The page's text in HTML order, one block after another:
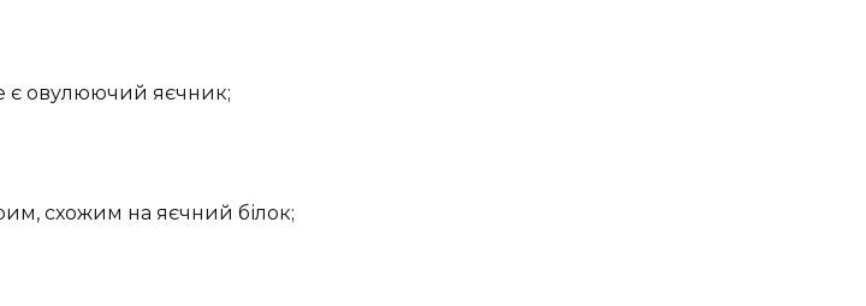
є овулюючий яєчник;
схожим на яєчний білок;